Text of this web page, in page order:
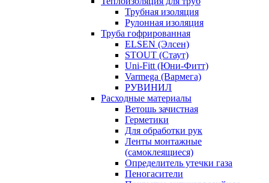
Трубная изоляция
Рулонная изоляция
Труба гофрированная
ELSEN (Элсен)
STOUT (Стаут)
Uni-Fitt (Юни-Фитт)
Varmega (Вармега)
РУВИНИЛ
Расходные материалы
Ветошь зачистная
Герметики
Для обработки рук
Ленты монтажные
(самоклеящиеся)
Определитель утечки газа
Пеногасители